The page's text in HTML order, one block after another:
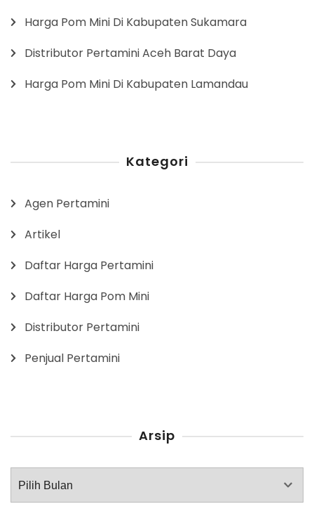
Harga Pom Mini Di Kabupaten Sukamara
Distributor Pertamini Aceh Barat Daya
Harga Pom Mini Di Kabupaten Lamandau
Kategori
Agen Pertamini
Artikel
Daftar Harga Pertamini
Daftar Harga Pom Mini
Distributor Pertamini
Penjual Pertamini
Arsip
Arsip